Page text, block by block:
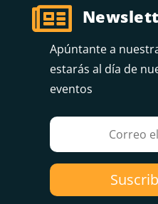

Apúntante a
estarás al día de
eventos